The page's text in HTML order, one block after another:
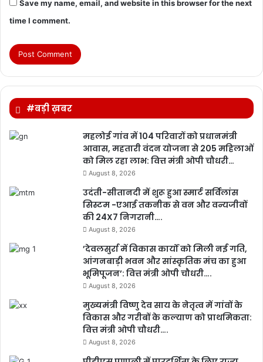
Save my name, email, and website in this browser for the next
time I comment.
#बड़ी ख़बर
महलोई गांव में 104 परिवारों को प्रधानमंत्री
आवास, महतारी वंदन योजना से 205 महिलाओं
को मिल रहा लाभ: वित्त मंत्री ओपी चौधरी…
August 8, 2026
उदंती-सीतानदी में शुरू हुआ स्मार्ट सर्विलांस
सिस्टम -एआई तकनीक से वन और वन्यजीवों
की 24X7 निगरानी….
August 8, 2026
’देवलसुर्रा में विकास कार्यों को मिली नई गति,
आंगनबाड़ी भवन और सांस्कृतिक मंच का हुआ
भूमिपूजन’: वित्त मंत्री ओपी चौधरी….
August 8, 2026
मुख्यमंत्री विष्णु देव साय के नेतृत्व में गांवों के
विकास और गरीबों के कल्याण को प्राथमिकता:
वित्त मंत्री ओपी चौधरी….
August 8, 2026